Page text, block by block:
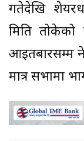
गतेदेखि
मिति
आइतबारसम्म
मात्र सभामा